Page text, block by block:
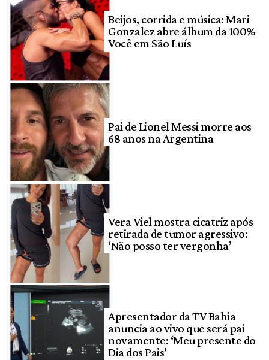
Beijos, corrida e música: Mari
Gonzalez abre álbum da 100%
Você em São Luís
Pai de Lionel Messi morre aos
68 anos na Argentina
Vera Viel mostra cicatriz após
retirada de tumor agressivo:
‘Não posso ter vergonha’
Apresentador da TV Bahia
anuncia ao vivo que será pai
novamente: ‘Meu presente do
Dia dos Pais’